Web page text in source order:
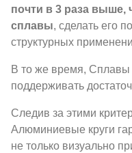
почти в 3 раза
сплавы, сделать его
структурных
В то же время, Сплавы
поддерживать
Следив за этими
Алюминиевые круги
не только визуально